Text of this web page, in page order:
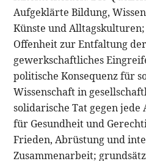
Aufgeklärte Bildung,
Künste und
Offenheit zur Entfaltung
gewerkschaftliches
politische Konsequenz für
Wissenschaft in
solidarische Tat gegen
für Gesundheit und
Frieden, Abrüstung und
Zusammenarbeit;